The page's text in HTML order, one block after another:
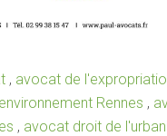
, avocat de
Rennes ,
, avocat droit de